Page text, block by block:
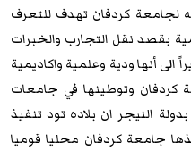
لجامعة كردفان تهدف للتعرف
بقصد نقل التجارب والخبرات
الى أنها ودية وعلمية واكاديمية
وتوطينها في جامعات
النيجر ان بلاده تود تنفيذ
جامعة كردفان محليا قوميا